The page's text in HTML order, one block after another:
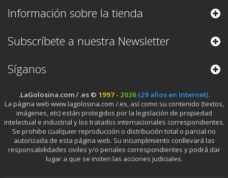
Información sobre la tienda
Subscríbete a nuestra Newsletter
Síganos
.LaGolosina.com / .es © 1997- 2026 (29 años en Internet).
La página web www.lagolosina.com /.es, así como su contenido (textos,
imágenes, etc) están protegidos por la legislación de propiedad
intelectual e industrial y los tratados internacionales correspondientes.
Se prohibe cualquier reproducción o distribución total o parcial no
autorizada de esta página web. Su incumplimiento conllevará las
responsabilidades civiles y/o penales correspondientes y podrá dar
lugar a que se insten las acciones judiciales.